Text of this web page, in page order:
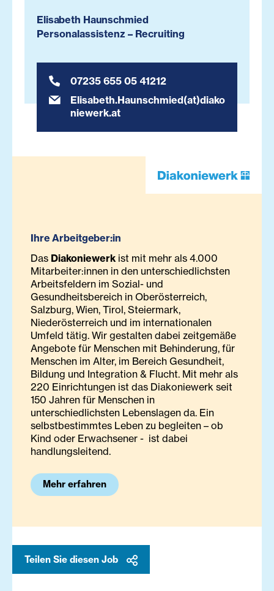
Elisabeth Haunschmied
Personalassistenz – Recruiting
07235 655 05 41212
Elisabeth.Haunschmied(at)diako
niewerk.at
Ihre Arbeitgeber:in
Das Diakoniewerk ist mit mehr als 4.000
Mitarbeiter:innen in den unterschiedlichsten
Arbeitsfeldern im Sozial- und
Gesundheitsbereich in Oberösterreich,
Salzburg, Wien, Tirol, Steiermark,
Niederösterreich und im internationalen
Umfeld tätig. Wir gestalten dabei zeitgemäße
Angebote für Menschen mit Behinderung, für
Menschen im Alter, im Bereich Gesundheit,
Bildung und Integration & Flucht. Mit mehr als
220 Einrichtungen ist das Diakoniewerk seit
150 Jahren für Menschen in
unterschiedlichsten Lebenslagen da. Ein
selbstbestimmtes Leben zu begleiten – ob
Kind oder Erwachsener - ist dabei
handlungsleitend.
Mehr erfahren
Teilen Sie diesen Job